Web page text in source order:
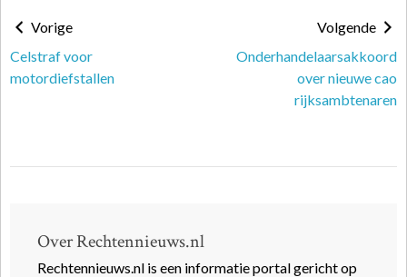
Vorige
Celstraf voor
motordiefstallen
Volgende
Onderhandelaarsakkoord
over nieuwe cao
rijksambtenaren
Over Rechtennieuws.nl
Rechtennieuws.nl is een informatie portal gericht op